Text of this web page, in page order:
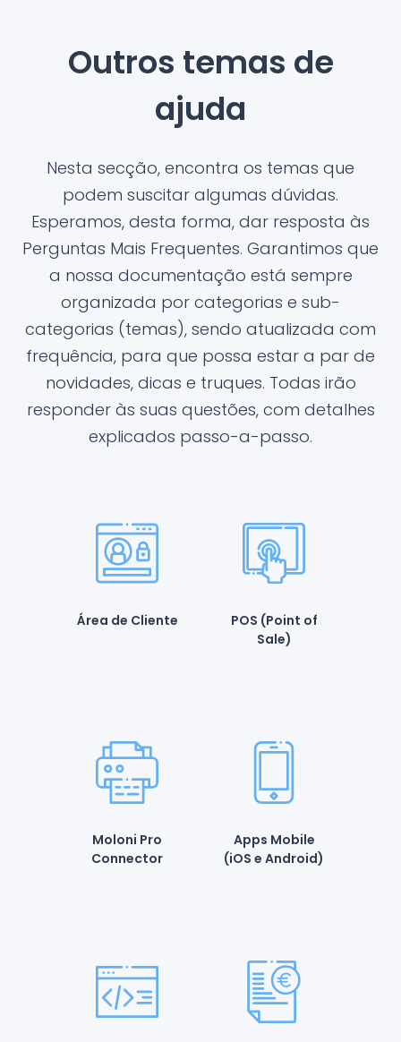
Outros temas de
ajuda
Nesta secção, encontra os temas que
podem suscitar algumas dúvidas.
Esperamos, desta forma, dar resposta às
Perguntas Mais Frequentes. Garantimos que
a nossa documentação está sempre
organizada por categorias e sub-
categorias (temas), sendo atualizada com
frequência, para que possa estar a par de
novidades, dicas e truques. Todas irão
responder às suas questões, com detalhes
explicados passo-a-passo.
Área de Cliente
POS (Point of
Sale)
Moloni Pro
Connector
Apps Mobile
(iOS e Android)